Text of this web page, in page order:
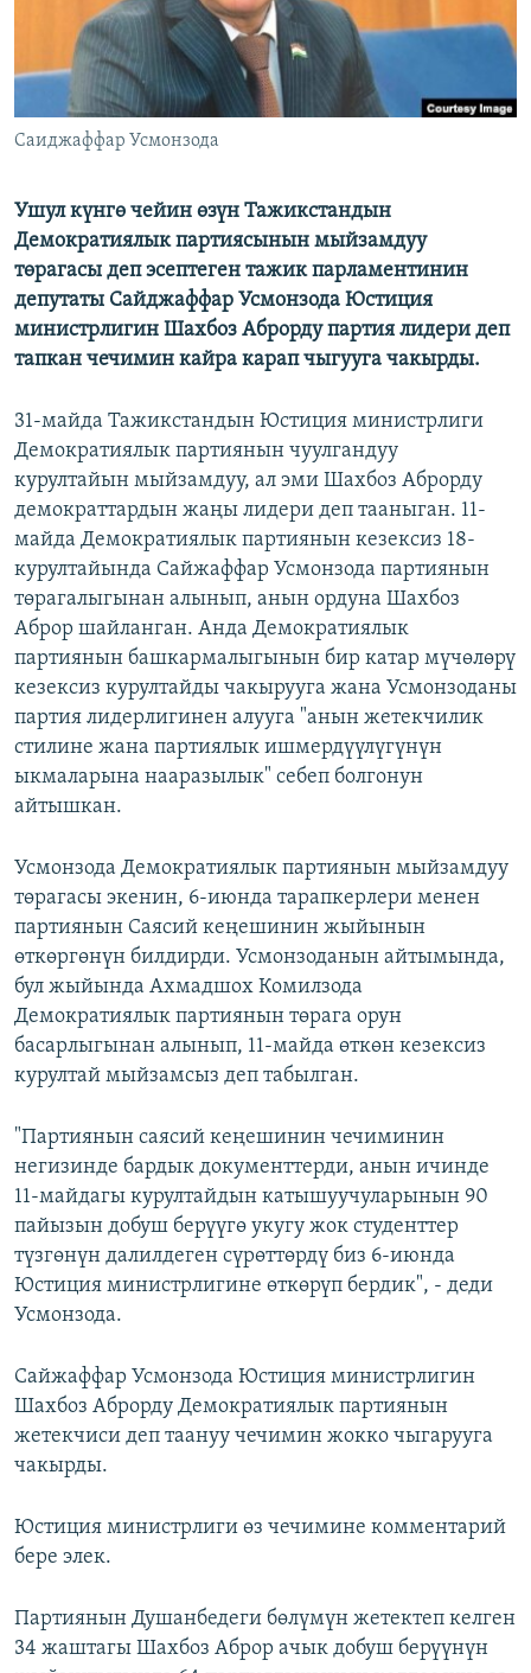
Саиджаффар Усмонзода
Ушул күнгө чейин өзүн Тажикстандын
Демократиялык партиясынын мыйзамдуу
төрагасы деп эсептеген тажик парламентинин
депутаты Сайджаффар Усмонзода Юстиция
министрлигин Шахбоз Аброрду партия лидери деп
тапкан чечимин кайра карап чыгууга чакырды.
31-майда Тажикстандын Юстиция министрлиги
Демократиялык партиянын чуулгандуу
курултайын мыйзамдуу, ал эми Шахбоз Аброрду
демократтардын жаңы лидери деп тааныган. 11-
майда Демократиялык партиянын кезексиз 18-
курултайында Сайжаффар Усмонзода партиянын
төрагалыгынан алынып, анын ордуна Шахбоз
Аброр шайланган. Анда Демократиялык
партиянын башкармалыгынын бир катар мүчөлөрү
кезексиз курултайды чакырууга жана Усмонзоданы
партия лидерлигинен алууга "анын жетекчилик
стилине жана партиялык ишмердүүлүгүнүн
ыкмаларына нааразылык" себеп болгонун
айтышкан.
Усмонзода Демократиялык партиянын мыйзамдуу
төрагасы экенин, 6-июнда тарапкерлери менен
партиянын Саясий кеңешинин жыйынын
өткөргөнүн билдирди. Усмонзоданын айтымында,
бул жыйында Ахмадшох Комилзода
Демократиялык партиянын төрага орун
басарлыгынан алынып, 11-майда өткөн кезексиз
курултай мыйзамсыз деп табылган.
"Партиянын саясий кеңешинин чечиминин
негизинде бардык документтерди, анын ичинде
11-майдагы курултайдын катышуучуларынын 90
пайызын добуш берүүгө укугу жок студенттер
түзгөнүн далилдеген сүрөттөрдү биз 6-июнда
Юстиция министрлигине өткөрүп бердик", - деди
Усмонзода.
Сайжаффар Усмонзода Юстиция министрлигин
Шахбоз Аброрду Демократиялык партиянын
жетекчиси деп таануу чечимин жокко чыгарууга
чакырды.
Юстиция министрлиги өз чечимине комментарий
бере элек.
Партиянын Душанбедеги бөлүмүн жетектеп келген
34 жаштагы Шахбоз Аброр ачык добуш берүүнүн